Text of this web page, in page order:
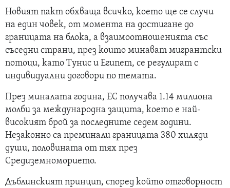
Новият пакт обхваща всичко, което ще се случи
на един човек, от момента на достигане до
границата на блока, а взаимоотношенията със
съседни страни, през които минават мигрантски
потоци, като Тунис и Египет, се регулират с
индивидуални договори по темата.
През миналата година, ЕС получава 1.14 милиона
молби за международна защита, което е най-
високият брой за последните седем години.
Незаконно са преминали границата 380 хиляди
души, половината от тях през
Средиземноморието.
Дъблинският принцип, според който отговорност